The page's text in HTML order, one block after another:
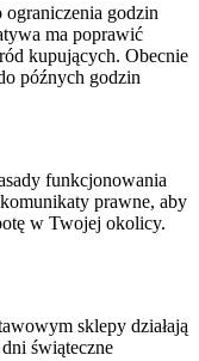
godzin
ma poprawić
kupujących. Obecnie
późnych godzin
funkcjonowania
prawne, aby
w Twojej okolicy.
sklepy działają
świąteczne